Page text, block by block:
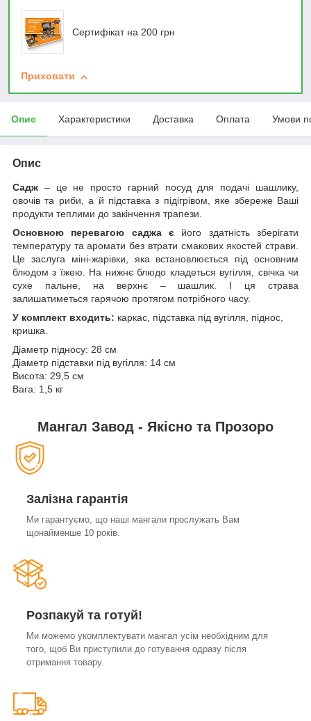
Сертифікат на 200 грн
Приховати
Опис Характеристики Доставка Оплата Умови
Опис
Садж – це не просто гарний посуд для подачі шашлику,
овочів та риби, а й підставка з підігрівом, яке збереже Ваші
продукти теплими до закінчення трапези.
Основною перевагою саджа є його здатність зберігати
температуру та аромати без втрати смакових якостей страви.
Це заслуга міні-жарівки, яка встановлюється під основним
блюдом з їжею. На нижнє блюдо кладеться вугілля, свічка чи
сухе пальне, на верхнє – шашлик. І ця страва
залишатиметься гарячою протягом потрібного часу.
У комплект входить: каркас, підставка під вугілля, піднос,
кришка.
Діаметр підносу: 28 см
Діаметр підставки під вугілля: 14 см
Висота: 29,5 см
Вага: 1,5 кг
Мангал Завод - Якісно та Прозоро
Залізна гарантія
Ми гарантуємо, що наші мангали прослужать Вам
щонайменше 10 років.
Розпакуй та готуй!
Ми можемо укомплектувати мангал усім необхідним для
того, щоб Ви приступили до готування одразу після
отримання товару.